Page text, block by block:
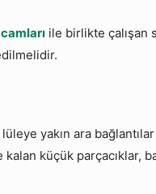
ile birlikte çalışan
yakın ara bağlantılar
küçük parçacıklar,